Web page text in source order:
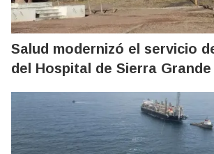
Salud modernizó el servicio
del Hospital de Sierra Grande